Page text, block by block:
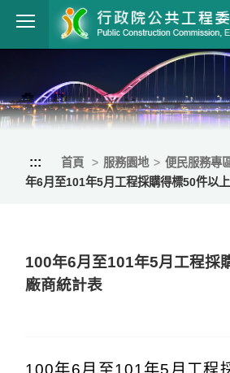
跳到主要內容
行
::: 首頁 服務園地 便民服務專
年6月至101年5月工程採購得標50件以
100年6月至101年5月工程採
廠商統計表
100年6月至101年5月工程